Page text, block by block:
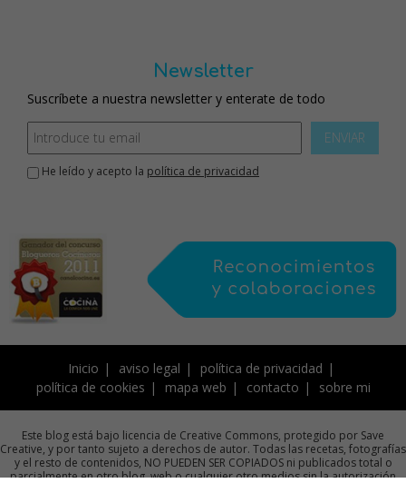
Newsletter
Suscríbete a nuestra newsletter y enterate de todo
ENVIAR
He leído y acepto la política de privacidad
Inicio aviso legal
política de privacidad
política de cookies
mapa web contacto sobre mi
Este blog está bajo licencia de Creative Commons, protegido por Save
Creative, y por tanto sujeto a derechos de autor. Todas las recetas, fotografías
y el resto de contenidos, NO PUEDEN SER COPIADOS ni publicados total o
parcialmente en otro blog, web o cualquier otro medios sin la autorización